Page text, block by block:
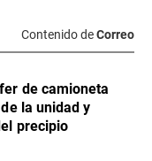
Contenido deCorreo
de camioneta
la unidad y
precipio